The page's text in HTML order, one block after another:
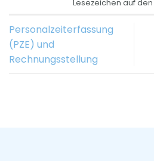
Lesezeichen auf den
Personalzeiterfassung
(PZE) und
Rechnungsstellung